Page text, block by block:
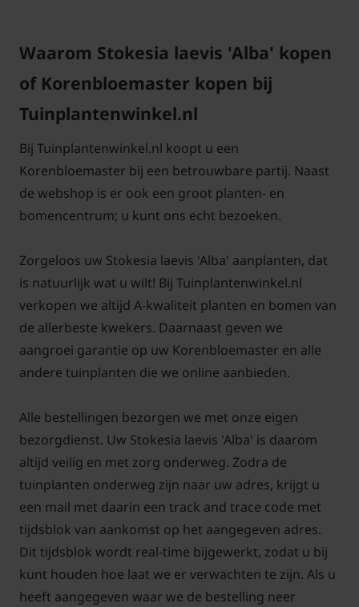
Waarom Stokesia laevis 'Alba' kopen
of Korenbloemaster kopen bij
Tuinplantenwinkel.nl
Bij Tuinplantenwinkel.nl koopt u een
Korenbloemaster bij een betrouwbare partij. Naast
de webshop is er ook een groot planten- en
bomencentrum; u kunt ons echt bezoeken.
Zorgeloos uw Stokesia laevis 'Alba' aanplanten, dat
is natuurlijk wat u wilt! Bij Tuinplantenwinkel.nl
verkopen we altijd A-kwaliteit planten en bomen van
de allerbeste kwekers. Daarnaast geven we
aangroei garantie op uw Korenbloemaster en alle
andere tuinplanten die we online aanbieden.
Alle bestellingen bezorgen we met onze eigen
bezorgdienst. Uw Stokesia laevis 'Alba' is daarom
altijd veilig en met zorg onderweg. Zodra de
tuinplanten onderweg zijn naar uw adres, krijgt u
een mail met daarin een track and trace code met
tijdsblok van aankomst op het aangegeven adres.
Dit tijdsblok wordt real-time bijgewerkt, zodat u bij
kunt houden hoe laat we er verwachten te zijn. Als u
heeft aangegeven waar we de bestelling neer